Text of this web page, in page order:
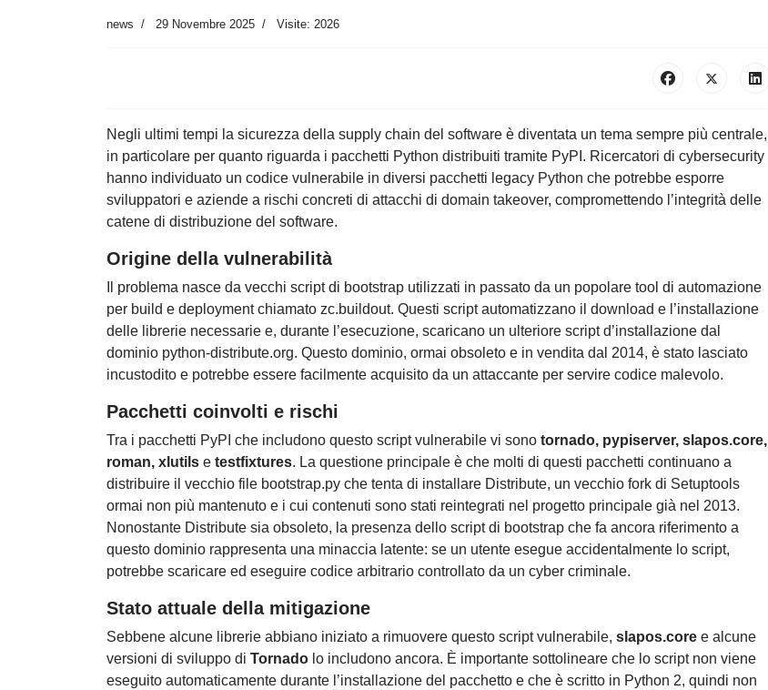
news 29 Novembre 2025 Visite: 2026
Negli ultimi tempi la sicurezza della supply chain del software è diventata un tema sempre più centrale,
in particolare per quanto riguarda i pacchetti Python distribuiti tramite PyPI. Ricercatori di cybersecurity
hanno individuato un codice vulnerabile in diversi pacchetti legacy Python che potrebbe esporre
sviluppatori e aziende a rischi concreti di attacchi di domain takeover, compromettendo l’integrità delle
catene di distribuzione del software.
Origine della vulnerabilità
Il problema nasce da vecchi script di bootstrap utilizzati in passato da un popolare tool di automazione
per build e deployment chiamato zc.buildout. Questi script automatizzano il download e l’installazione
delle librerie necessarie e, durante l’esecuzione, scaricano un ulteriore script d’installazione dal
dominio python-distribute.org. Questo dominio, ormai obsoleto e in vendita dal 2014, è stato lasciato
incustodito e potrebbe essere facilmente acquisito da un attaccante per servire codice malevolo.
Pacchetti coinvolti e rischi
Tra i pacchetti PyPI che includono questo script vulnerabile vi sono tornado, pypiserver, slapos.core,
roman, xlutils e testfixtures. La questione principale è che molti di questi pacchetti continuano a
distribuire il vecchio file bootstrap.py che tenta di installare Distribute, un vecchio fork di Setuptools
ormai non più mantenuto e i cui contenuti sono stati reintegrati nel progetto principale già nel 2013.
Nonostante Distribute sia obsoleto, la presenza dello script di bootstrap che fa ancora riferimento a
questo dominio rappresenta una minaccia latente: se un utente esegue accidentalmente lo script,
potrebbe scaricare ed eseguire codice arbitrario controllato da un cyber criminale.
Stato attuale della mitigazione
Sebbene alcune librerie abbiano iniziato a rimuovere questo script vulnerabile, slapos.core e alcune
versioni di sviluppo di Tornado lo includono ancora. È importante sottolineare che lo script non viene
eseguito automaticamente durante l’installazione del pacchetto e che è scritto in Python 2, quindi non